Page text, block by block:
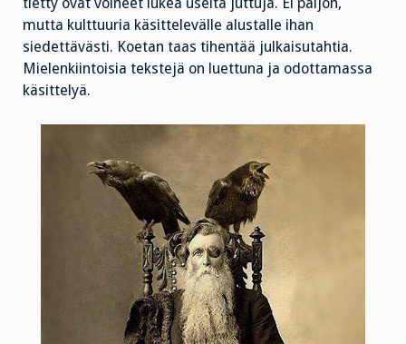
mutta kulttuuria käsittelevälle alustalle ihan
siedettävästi. Koetan taas tihentää julkaisutahtia.
Mielenkiintoisia tekstejä on luettuna ja odottamassa
käsittelyä.